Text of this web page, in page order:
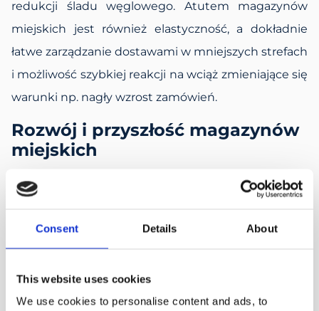
Consent Details About
This website uses cookies
We use cookies to personalise content and ads, to
redukcji śladu węglowego. Atutem magazynów
miejskich jest również elastyczność, a dokładnie
łatwe zarządzanie dostawami w mniejszych strefach
i możliwość szybkiej reakcji na wciąż zmieniające się
warunki np. nagły wzrost zamówień.
Rozwój i przyszłość magazynów
miejskich
Aktualnie możemy zaobserwować intensywny
tym że okazują się niesłychanie ważne w etapie last
mile delivery i coraz więcej firm decyduje się właśnie
na magazyn umiejscowiony tuż przy dużym
mieście. Przyszłość takich obiektów bez wątpienia